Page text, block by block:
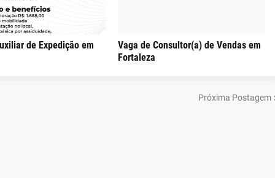
de Expedição em
Vaga de Consultor(a) de Vendas em
Fortaleza
Próxima Postagem